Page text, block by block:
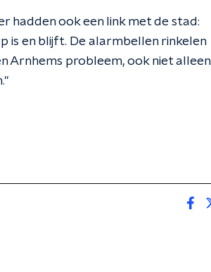
hadden ook een link met de stad:
is en blijft. De alarmbellen rinkelen
Arnhems probleem, ook niet alleen